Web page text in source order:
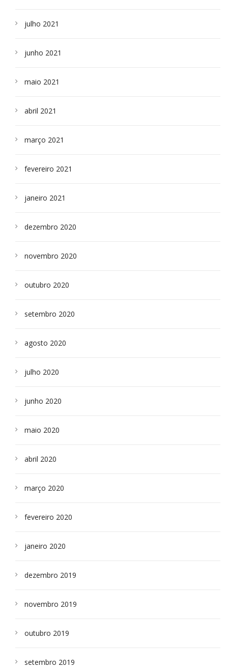
julho 2021
junho 2021
maio 2021
abril 2021
março 2021
fevereiro 2021
janeiro 2021
dezembro 2020
novembro 2020
outubro 2020
setembro 2020
agosto 2020
julho 2020
junho 2020
maio 2020
abril 2020
março 2020
fevereiro 2020
janeiro 2020
dezembro 2019
novembro 2019
outubro 2019
setembro 2019